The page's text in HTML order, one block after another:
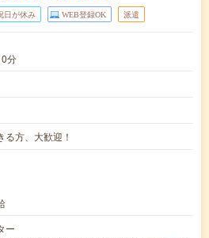
日が休み WEB登録OK 派遣
分
方、大歓迎！
ー